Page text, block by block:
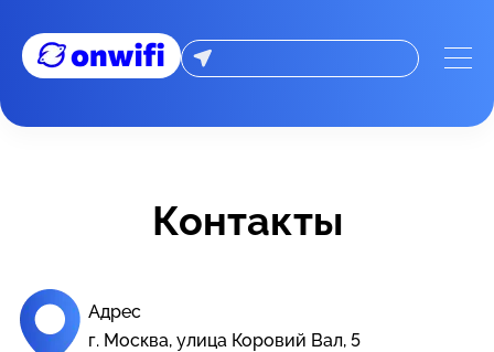
Контакты
Адрес
г. Москва, улица Коровий Вал, 5